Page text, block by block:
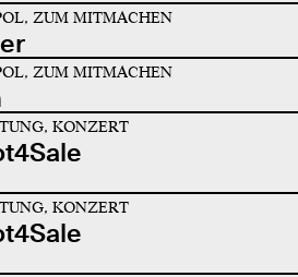
ZUM MITMACHEN
ZUM MITMACHEN
KONZERT
KONZERT